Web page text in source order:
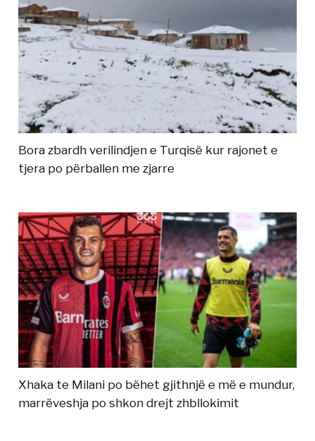
Bora zbardh verilindjen e Turqisë kur rajonet e
tjera po përballen me zjarre
Xhaka te Milani po bëhet gjithnjë e më e mundur,
marrëveshja po shkon drejt zhbllokimit